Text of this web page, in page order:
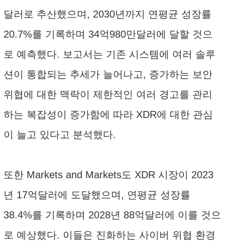
달러로 추산했으며, 2030년까지 연평균 성장률
20.7%를 기록하며 34억980만달러에 달할 것으
로 예측했다. 보고서는 기존 시스템에 여러 솔루
션이 통합되는 추세가 늘어나고, 증가하는 보안
위협에 대한 맥락이 제한적인 여러 경고를 관리
하는 복잡성이 증가함에 따라 XDR에 대한 관심
이 늘고 있다고 분석했다.
또한 Markets and Markets도 XDR 시장이 2023
년 17억달러에 도달했으며, 연평균 성장률
38.4%를 기록하며 2028년 88억달러에 이를 것으
로 예상했다. 이들은 진화하는 사이버 위협 환경